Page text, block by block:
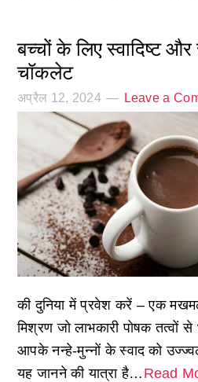
बच्चों के लिए स्वादिष्ट और
चॉकलेट
अप्रैल 12, 2024 Leave a
की दुनिया में प्रवेश करें – एक
मिश्रण जो लाभकारी पोषक तत्वों
आपके नन्हे-मुन्नों के स्वाद को
यह जानने की यात्रा है… Read